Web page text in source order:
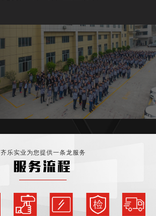
齐乐实业为您提供一条龙服务
服务流程